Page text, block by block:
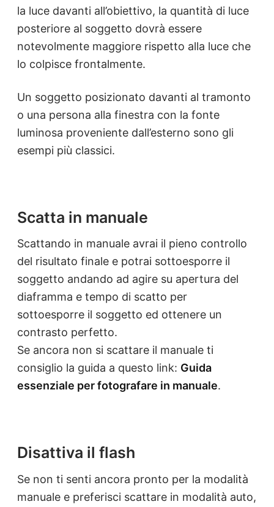
la luce davanti all’obiettivo, la quantità di luce
posteriore al soggetto dovrà essere
notevolmente maggiore rispetto alla luce che
lo colpisce frontalmente.
Un soggetto posizionato davanti al tramonto
o una persona alla finestra con la fonte
luminosa proveniente dall’esterno sono gli
esempi più classici.
Scatta in manuale
Scattando in manuale avrai il pieno controllo
del risultato finale e potrai sottoesporre il
soggetto andando ad agire su apertura del
diaframma e tempo di scatto per
sottoesporre il soggetto ed ottenere un
contrasto perfetto.
Se ancora non si scattare il manuale ti
consiglio la guida a questo link: Guida
essenziale per fotografare in manuale.
Disattiva il flash
Se non ti senti ancora pronto per la modalità
manuale e preferisci scattare in modalità auto,